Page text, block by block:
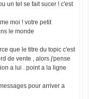
un tel se fait sucer ! c'est
moi ! votre petit
le monde
que le titre du topic c'est
de vente , alors j'pense
a lui . point a la ligne
pour arriver a